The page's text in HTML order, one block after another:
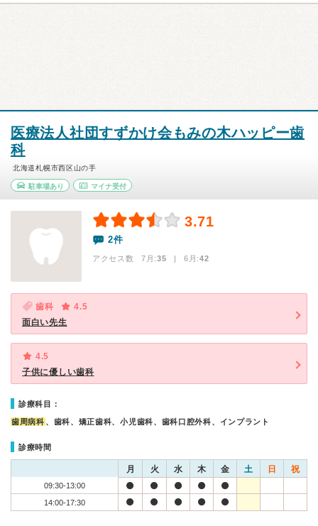
医療法人社団すずかけ会もみの木ハッピー歯
科
北海道札幌市西区山の手
駐車場あり マイナ受付
3.71
2件
アクセス数 7月:35 | 6月:42
歯科
4.5
面白い先生
4.5
子供に優しい歯科
診療科目：
歯周病科 、歯科、矯正歯科、小児歯科、歯科口腔外科、インプラント
診療時間
月 火 水 木 金 土 日 祝
09:30-13:00
14:00-17:30